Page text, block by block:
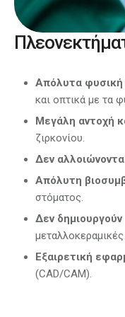
Απόλυτα φυσική
και οπτικά με τα
Μεγάλη αντοχή
ζιρκονίου.
Δεν
Απόλυτη
στόματος.
Δεν
Εξαιρετική
(CAD/CAM).